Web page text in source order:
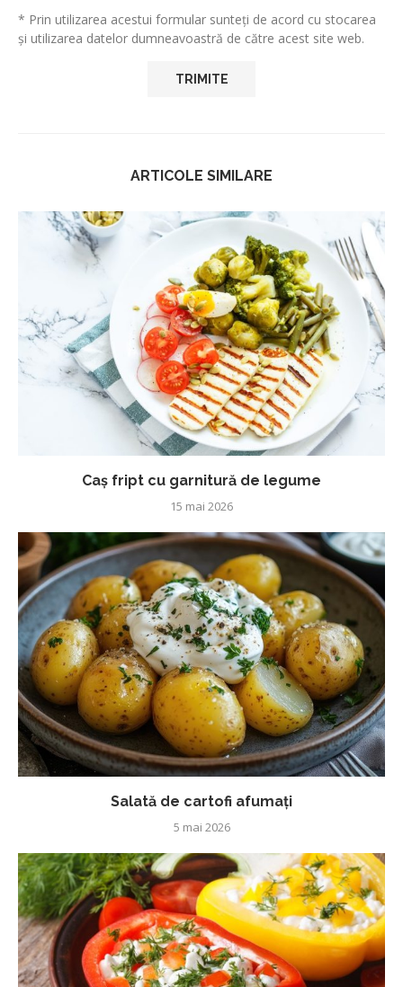
* Prin utilizarea acestui formular sunteți de acord cu stocarea
și utilizarea datelor dumneavoastră de către acest site web.
ARTICOLE SIMILARE
Caș fript cu garnitură de legume
15 mai 2026
Salată de cartofi afumați
5 mai 2026